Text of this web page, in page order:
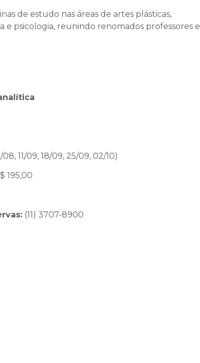
de estudo nas áreas de artes plásticas,
e psicologia, reunindo renomados professores e
11/09, 18/09, 25/09, 02/10)
195,00
(11) 3707-8900